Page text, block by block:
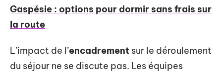
Gaspésie : options pour dormir sans frais sur
la route
L’impact de l’encadrement sur le déroulement
du séjour ne se discute pas. Les équipes